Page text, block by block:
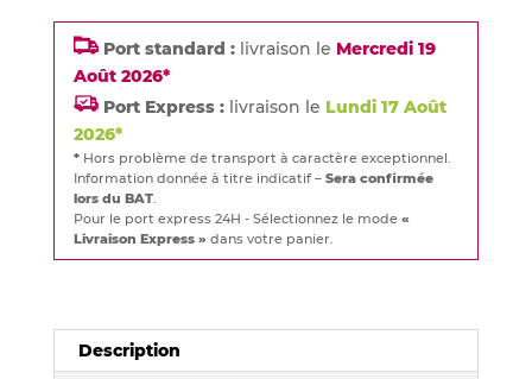
Port standard :livraison le Mercredi 19
Août 2026*
Port Express :livraison le Lundi 17 Août
2026*
*Hors problème de transport à caractère exceptionnel.
Information donnée à titre indicatif – Sera confirmée
lors du BAT.
Pour le port express 24H - Sélectionnez le mode «
Livraison Express » dans votre panier.
Description